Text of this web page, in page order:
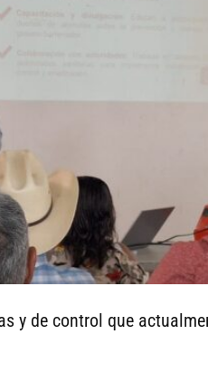
y de control que